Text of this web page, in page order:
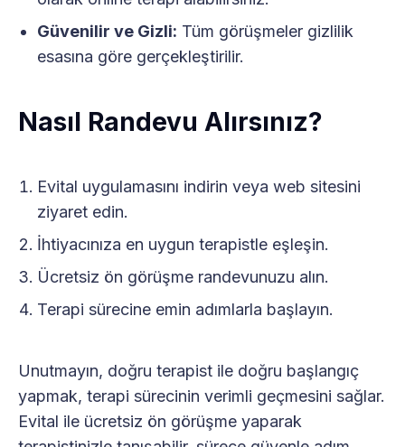
Güvenilir ve Gizli: Tüm görüşmeler gizlilik
esasına göre gerçekleştirilir.
Nasıl Randevu Alırsınız?
Evital uygulamasını indirin veya web sitesini
ziyaret edin.
İhtiyacınıza en uygun terapistle eşleşin.
Ücretsiz ön görüşme randevunuzu alın.
Terapi sürecine emin adımlarla başlayın.
Unutmayın, doğru terapist ile doğru başlangıç
yapmak, terapi sürecinin verimli geçmesini sağlar.
Evital ile ücretsiz ön görüşme yaparak